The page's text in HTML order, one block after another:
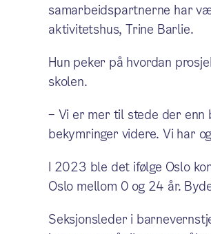
samarbeidspartnerne har
aktivitetshus, Trine Barlie.
Hun peker på hvordan
skolen.
– Vi er mer til stede der
bekymringer videre. Vi har
I 2023 ble det ifølge Oslo
Oslo mellom 0 og 24 år.
Seksjonsleder i